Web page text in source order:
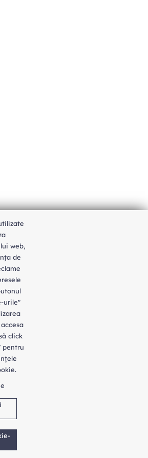
error has occurred
web,
de
urile"
click
pentru